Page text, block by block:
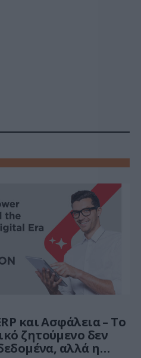
και Ασφάλεια – Το
ζητούμενο δεν
αλλά η